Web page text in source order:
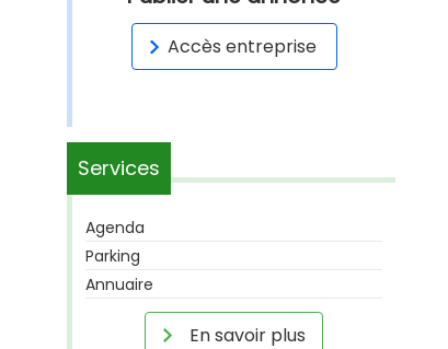
Accès entreprise
Services
Agenda
Parking
Annuaire
En savoir plus